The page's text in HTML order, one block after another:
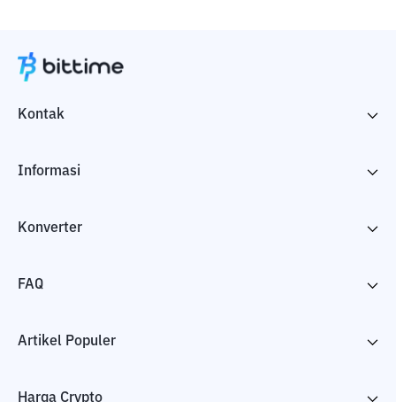
Kontak
Informasi
Konverter
FAQ
Artikel Populer
Harga Crypto